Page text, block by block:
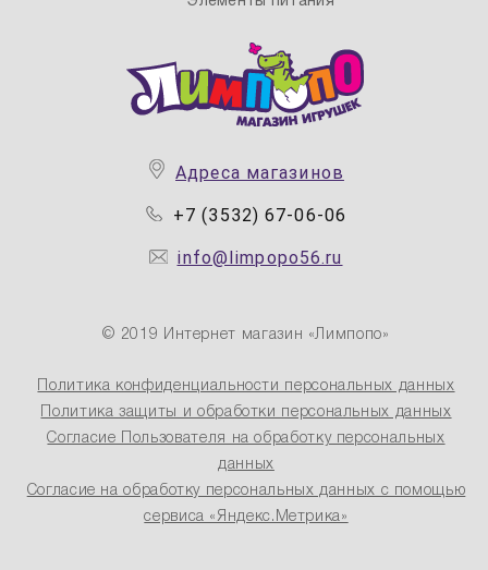
Адреса магазинов
+7 (3532) 67-06-06
info@limpopo56.ru
© 2019 Интернет магазин «Лимпопо»
Политика конфиденциальности персональных данных
Политика защиты и обработки персональных данных
Согласие Пользователя на обработку персональных
данных
Согласие на обработку персональных данных с помощью
сервиса «Яндекс.Метрика»